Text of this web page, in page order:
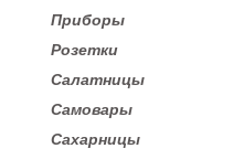
Приборы
Розетки
Салатницы
Самовары
Сахарницы